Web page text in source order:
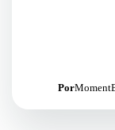
Por